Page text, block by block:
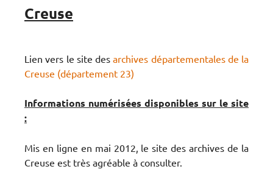
Creuse
Lien vers le site desarchives départementales de la
Creuse (département 23)
Informations numérisées disponibles sur le site
:
Mis en ligne en mai 2012, le site des archives de la
Creuse est très agréable à consulter.